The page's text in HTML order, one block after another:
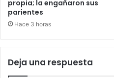
propia; la engañaron sus
parientes
Hace 3 horas
Deja una respuesta